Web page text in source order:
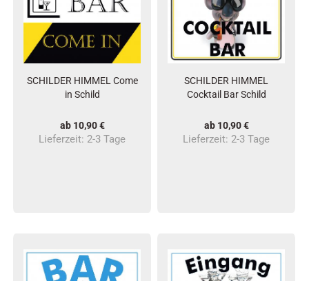
SCHILDER HIMMEL Come
in Schild
ab 10,90 €
Lieferzeit: 2-3 Tage
SCHILDER HIMMEL
Cocktail Bar Schild
ab 10,90 €
Lieferzeit: 2-3 Tage